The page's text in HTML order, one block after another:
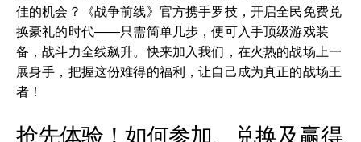
佳的机会？《战争前线》官方携手罗技，开启全民免费兑
换豪礼的时代——只需简单几步，便可入手顶级游戏装
备，战斗力全线飙升。快来加入我们，在火热的战场上一
展身手，把握这份难得的福利，让自己成为真正的战场王
者！
抢先体验！如何参加、兑换及赢得